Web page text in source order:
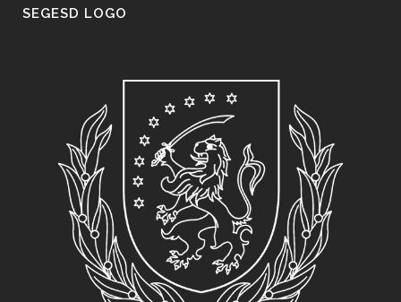
SEGESD LOGO